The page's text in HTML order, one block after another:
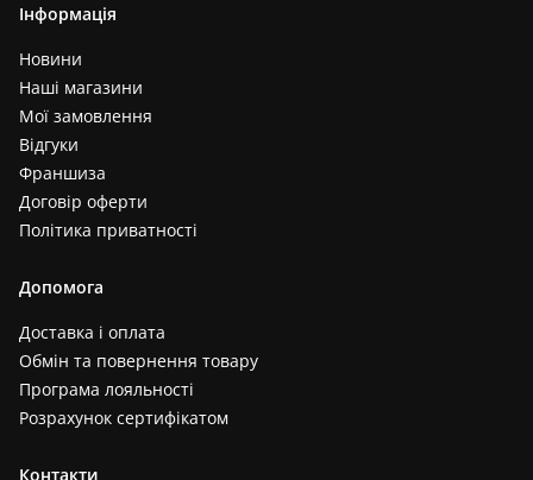
Інформація
Новини
Наші магазини
Мої замовлення
Відгуки
Франшиза
Договір оферти
Політика приватності
Допомога
Доставка і оплата
Обмін та повернення товару
Програма лояльності
Розрахунок сертифікатом
Контакти